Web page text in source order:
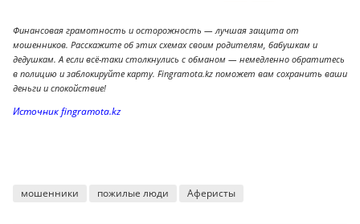
Финансовая грамотность и осторожность — лучшая защита от
мошенников. Расскажите об этих схемах своим родителям, бабушкам и
дедушкам. А если всё-таки столкнулись с обманом — немедленно обратитесь
в полицию и заблокируйте карту. Fingramota.kz поможет вам сохранить ваши
деньги и спокойствие!
Источник fingramota.kz
мошенники пожилые люди Аферисты